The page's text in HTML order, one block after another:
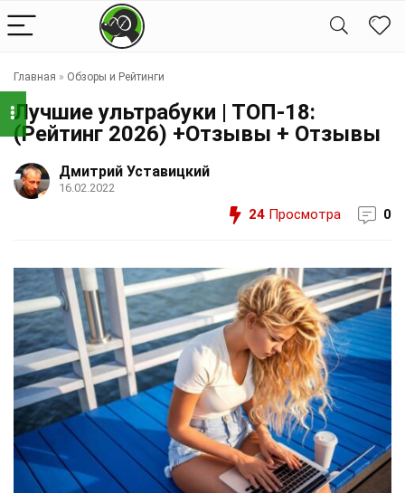
Главная » Обзоры и Рейтинги
Лучшие ультрабуки | ТОП-18:
(Рейтинг 2026) +Отзывы + Отзывы
Дмитрий Уставицкий
16.02.2022
24 Просмотра 0